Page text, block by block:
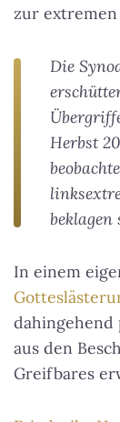
zur extremen
Die
Herbst
beklagen
In einem
dahingehend
aus den
Greifbares